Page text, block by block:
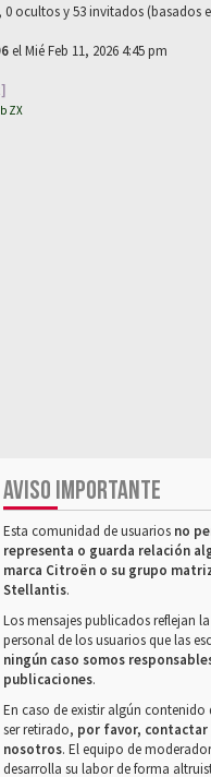
ocultos y 53 invitados (basados
el Mié Feb 11, 2026 4:45 pm
ZX
AVISO IMPORTANTE
Esta comunidad de usuarios no
representa o guarda relación
marca Citroën o su grupo
Stellantis.
Los mensajes publicados reflejan
personal de los usuarios que las
ningún caso somos
publicaciones.
En caso de existir algún contenido
ser retirado, por favor, contactar
nosotros. El equipo de
desarrolla su labor de forma